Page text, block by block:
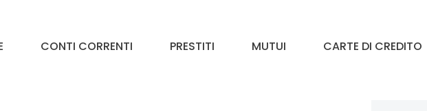
CONTI CORRENTI PRESTITI MUTUI CARTE DI CREDITO